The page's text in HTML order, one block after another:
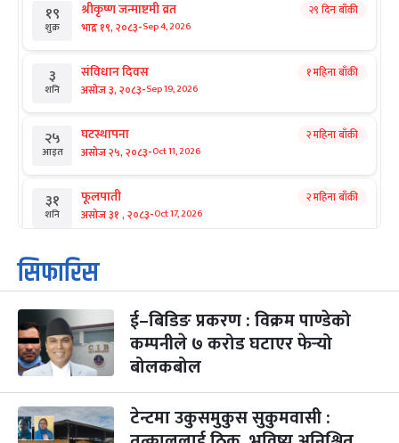
१९
शुक्र
श्रीकृष्ण जन्माष्टमी व्रत
भाद्र १९, २०८३-Sep 4, 2026
२९ दिन बाँकी
३
शनि
संविधान दिवस
असोज ३, २०८३-Sep 19, 2026
१ महिना बाँकी
२५
आइत
घटस्थापना
असोज २५, २०८३-Oct 11, 2026
२ महिना बाँकी
३१
शनि
फूलपाती
असोज ३१ , २०८३-Oct 17, 2026
२ महिना बाँकी
१
आइत
कार्तिक सङ्क्रान्ति
कार्तिक १, २०८३
३
मंगल
महानवमी
कार्तिक ३, २०८३-Oct 20, 2026
२ महिना बाँकी
४
सिफारिस
ई–बिडिङ प्रकरण : विक्रम पाण्डेको
कम्पनीले ७ करोड घटाएर फेर्‍यो
बोलकबोल
टेन्टमा उकुसमुकुस सुकुमवासी :